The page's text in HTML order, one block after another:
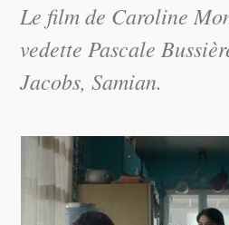
Le film de Caroline
vedette Pascale
Jacobs, Samian.